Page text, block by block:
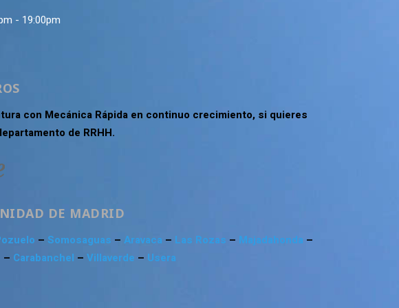
- 19:00pm
con Mecánica Rápida en continuo crecimiento, si quieres
de RRHH.
DE MADRID
– Somosaguas – Aravaca – Las Rozas – Majadahonda –
– Carabanchel – Villaverde – Usera